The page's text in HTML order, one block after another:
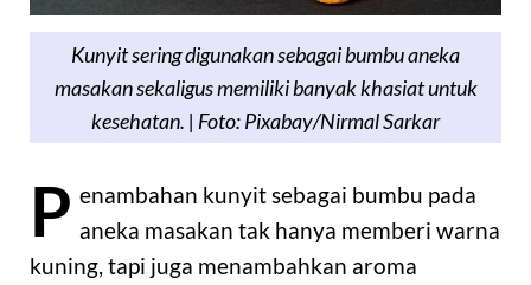
Kunyit sering digunakan sebagai bumbu aneka
masakan sekaligus memiliki banyak khasiat untuk
kesehatan. | Foto: Pixabay/Nirmal Sarkar
P enambahan kunyit sebagai bumbu pada
aneka masakan tak hanya memberi warna
kuning, tapi juga menambahkan aroma